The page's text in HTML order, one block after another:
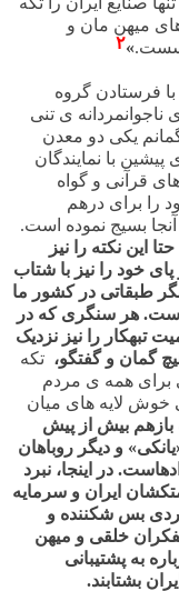
میهن مان و
»۲
فرستادن گروه
ی تنی
یکی دو معدن
با نمایندگان
قرآنی و گواه
را برای درهم
بسیج نموده است.
این نکته را نیز
خود را نیز با شتاب
طبقاتی در کشور ما
هر سنگری که در
تبهکار را نیز نزدیک
گمان و گفتگو، تکه
برای همه ی مردم
خوش لایه های میان
بازهم بیش از پیش
و دیگر روباهان
در اینجا، نبرد
ایران و سرمایه
بس شکننده و
خلقی و میهن
به پشتیبانی
بشتابند.